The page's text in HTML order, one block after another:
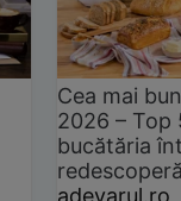
Cea mai
2026 –
bucătăria
adevarul.ro